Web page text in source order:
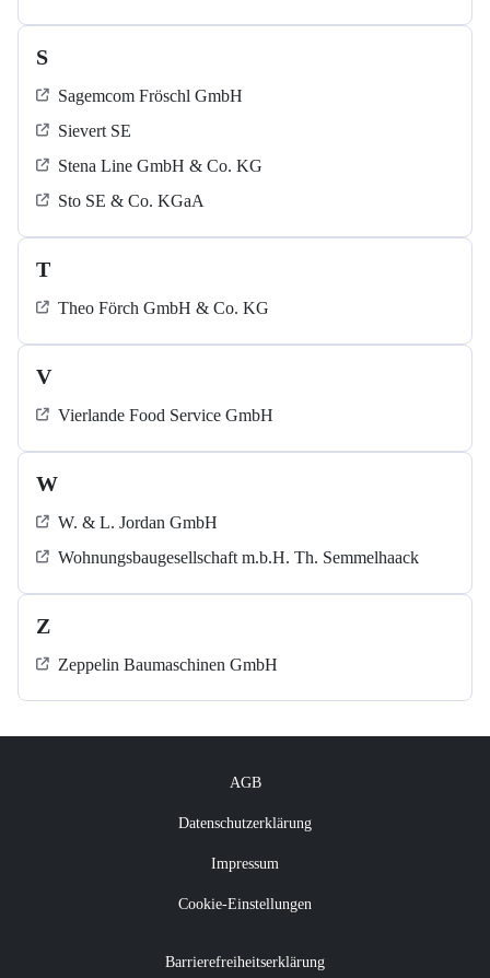
S
Sagemcom Fröschl GmbH
Sievert SE
Stena Line GmbH & Co. KG
Sto SE & Co. KGaA
T
Theo Förch GmbH & Co. KG
V
Vierlande Food Service GmbH
W
W. & L. Jordan GmbH
Wohnungsbaugesellschaft m.b.H. Th. Semmelhaack
Z
Zeppelin Baumaschinen GmbH
AGB
Datenschutzerklärung
Impressum
Cookie-Einstellungen
Barrierefreiheitserklärung